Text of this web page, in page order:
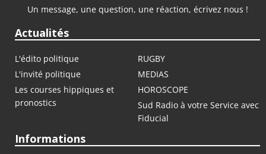
Un message, une question, une réaction, écrivez nous !
Actualités
L'édito politique
RUGBY
L'invité politique
MEDIAS
Les courses hippiques et
pronostics
HOROSCOPE
Sud Radio à votre Service avec
Fiducial
Informations